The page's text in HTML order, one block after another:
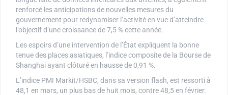
renforcé les anticipations de nouvelles mesures du
gouvernement pour redynamiser l’activité en vue d’atteindre
l’objectif d’une croissance de 7,5 % cette année.
Les espoirs d’une intervention de l’État expliquent la bonne
tenue des places asiatiques, l’indice composite de la Bourse de
Shanghai ayant clôturé en hausse de 0,91 %.
L’indice PMI Markit/HSBC, dans sa version flash, est ressorti à
48,1 en mars, un plus bas de huit mois, contre 48,5 en février.